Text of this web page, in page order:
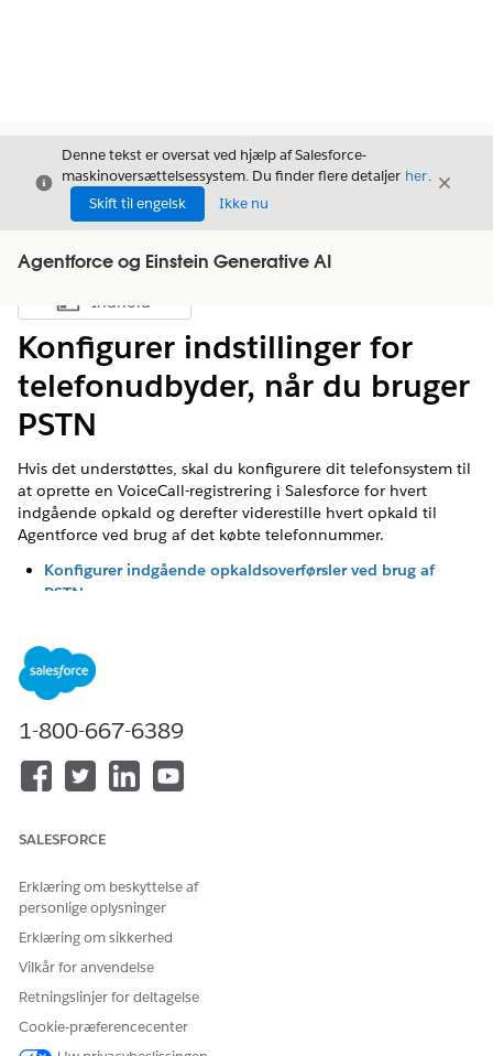
Luk
Denne tekst er oversat ved hjælp af Salesforce-
maskinoversættelsessystem. Du finder flere detaljer her.
Skift til engelsk
Ikke nu
Luk
Agentforce og Einstein Generative AI
Vis indholdsfortegnelse
Indhold
Konfigurer indstillinger for
telefonudbyder, når du bruger
PSTN
Hvis det understøttes, skal du konfigurere dit telefonsystem til
at oprette en VoiceCall-registrering i Salesforce for hvert
indgående opkald og derefter viderestille hvert opkald til
Agentforce ved brug af det købte telefonnummer.
Konfigurer indgående opkaldsoverførsler ved brug af
PSTN
side, hvordan du udfører disse opgaver ved brug af
Amazon Connect.
Konfigurer opkaldeskalering, når der bruges PSTN
Hvis agentopkaldet eskaleres, afbrydes agentens
forbindelse, og telefonsystemet genoptager opkaldet. Hvis
det understøttes, skal du konfigurere telefonsystemet til at
opkaldet til den relevante sælger.
LØSTE DENNE ARTIKEL DIT PROBLEM?
Giv os besked, så vi kan forbedre os!
1-800-667-6389
SALESFORCE
Erklæring om beskyttelse af
personlige oplysninger
Erklæring om sikkerhed
Vilkår for anvendelse
Retningslinjer for deltagelse
Cookie-præferencecenter